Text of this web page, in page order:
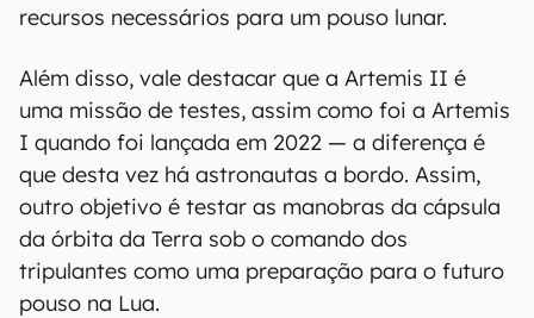
recursos necessários para um pouso lunar.
Além disso, vale destacar que a Artemis II é
uma missão de testes, assim como foi a Artemis
I quando foi lançada em 2022 — a diferença é
que desta vez há astronautas a bordo. Assim,
outro objetivo é testar as manobras da cápsula
da órbita da Terra sob o comando dos
tripulantes como uma preparação para o futuro
pouso na Lua.